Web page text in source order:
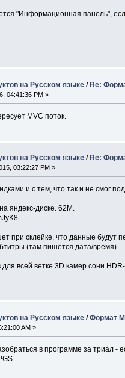
"Информационная панель",
на Русском языке /Re:
04:41:36 PM »
MVC поток.
на Русском языке / Re:
03:22:27 PM »
и с тем, что так и не смог
яндекс-диске. 62M.
при склейке, что данные будут
(там пишется дата/время)
всей ветке 3D камер сони
на Русском языке /Формат
AM »
в программе за триал -